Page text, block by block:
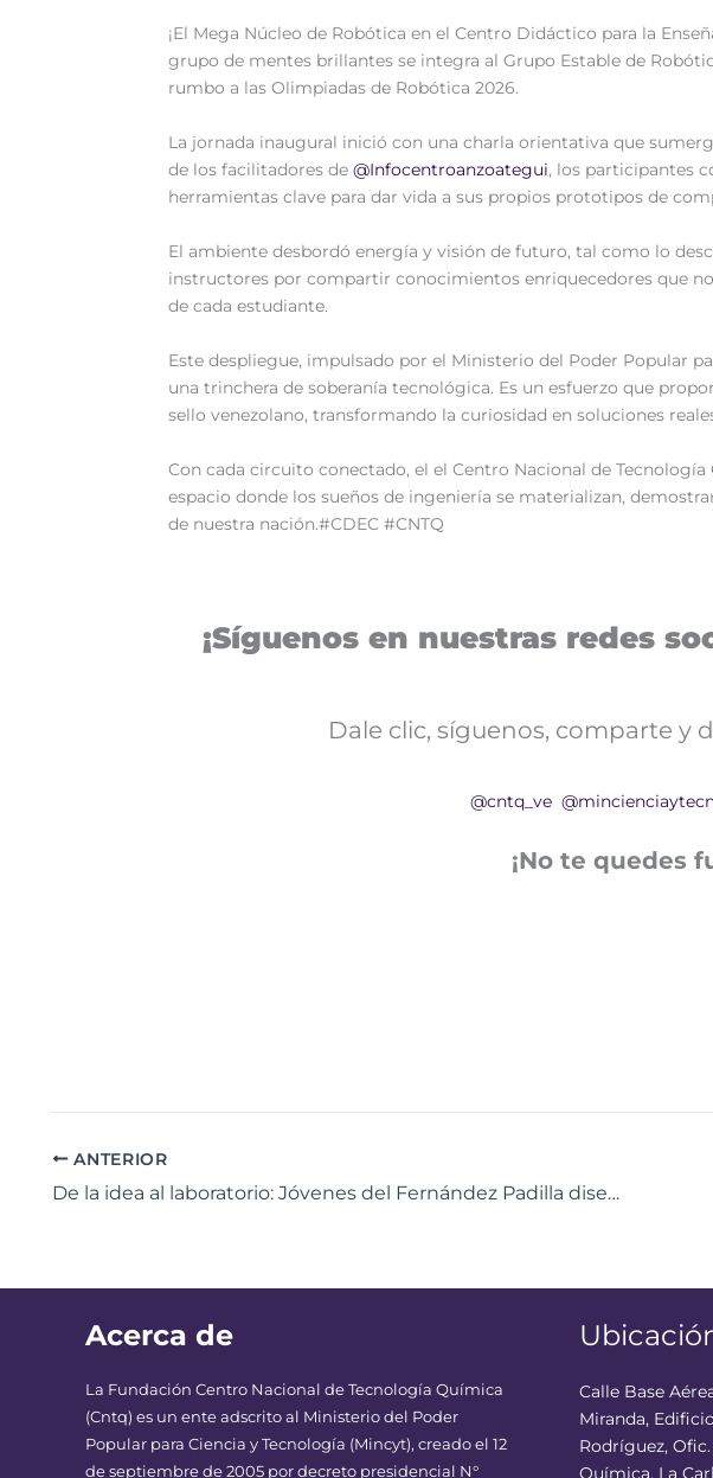
‎‎¡El Mega Núcleo de Robótica en el Centro Didáctico para la
grupo de mentes brillantes se integra al Grupo Estable de
rumbo a las Olimpiadas de Robótica 2026.
‎La jornada inaugural inició con una charla orientativa que
de los facilitadores de @Infocentroanzoategui, los participantes
herramientas clave para dar vida a sus propios prototipos de
‎El ambiente desbordó energía y visión de futuro, tal como lo
instructores por compartir conocimientos enriquecedores que
de cada estudiante.
‎Este despliegue, impulsado por el Ministerio del Poder Popular
una trinchera de soberanía tecnológica. Es un esfuerzo que
sello venezolano, transformando la curiosidad en soluciones
‎Con cada circuito conectado, el el Centro Nacional de
espacio donde los sueños de ingeniería se materializan,
de nuestra nación.#CDEC #CNTQ
¡Síguenos en nuestras redes
Dale clic, síguenos, comparte y
@cntq_ve
¡No te quedes
ANTERIOR
De la idea al laboratorio: Jóvenes del Fernández Padilla diseñan el futuro en el Centro Didáctico de Anzoátegui
Acerca de
La Fundación Centro Nacional de Tecnología Química
(Cntq) es un ente adscrito al Ministerio del Poder
Popular para Ciencia y Tecnología (Mincyt), creado el 12
de septiembre de 2005 por decreto presidencial N°
Calle Base
Miranda,
Rodríguez,
Química, La